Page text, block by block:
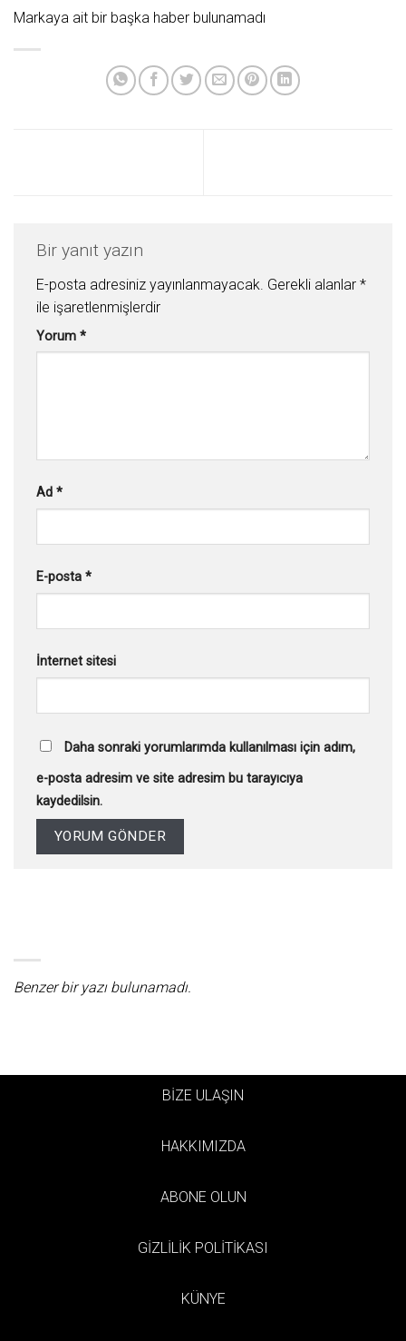
Markaya ait bir başka haber bulunamadı
Bir yanıt yazın
E-posta adresiniz yayınlanmayacak. Gerekli alanlar *
ile işaretlenmişlerdir
Yorum *
Ad *
E-posta *
İnternet sitesi
Daha sonraki yorumlarımda kullanılması için adım,
e-posta adresim ve site adresim bu tarayıcıya
kaydedilsin.
Benzer bir yazı bulunamadı.
BİZE ULAŞIN
HAKKIMIZDA
ABONE OLUN
GİZLİLİK POLİTİKASI
KÜNYE